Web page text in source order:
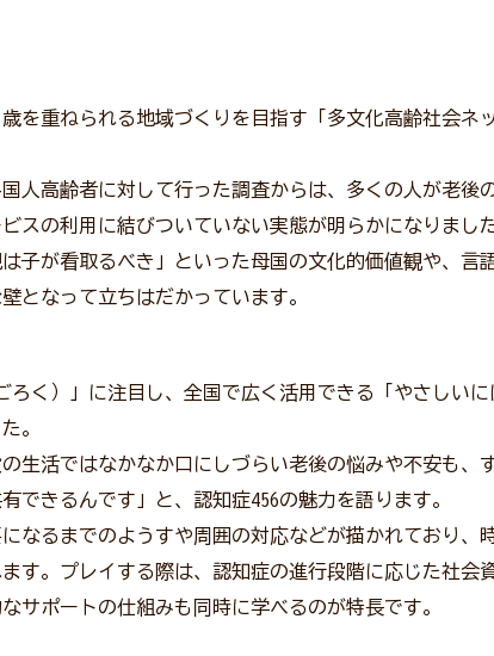
を重ねられる地域づくりを目指す「多文化高齢社会ネ
人高齢者に対して行った調査からは、多くの人が老後
スの利用に結びついていない実態が明らかになりまし
子が看取るべき」といった母国の文化的価値観や、言
となって立ちはだかっています。
ろく）」に注目し、全国で広く活用できる「やさしいに
。
生活ではなかなか口にしづらい老後の悩みや不安も、
できるんです」と、認知症456の魅力を語ります。
なるまでのようすや周囲の対応などが描かれており、
す。プレイする際は、認知症の進行段階に応じた社会
サポートの仕組みも同時に学べるのが特長です。